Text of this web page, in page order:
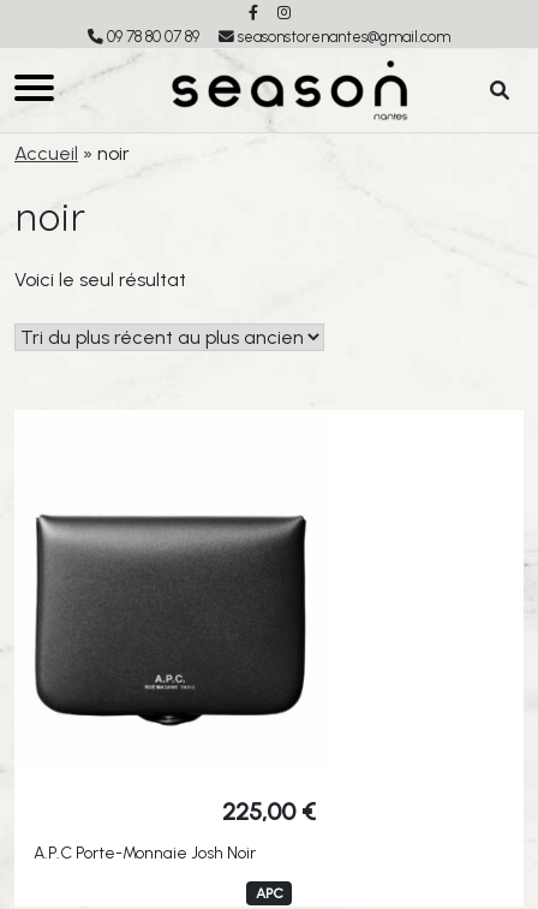
09 78 80 07 89 seasonstorenantes@gmail.com
Accueil » noir
noir
Voici le seul résultat
225,00 €
A.P.C Porte-Monnaie Josh Noir
APC